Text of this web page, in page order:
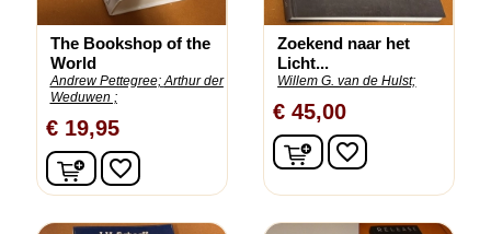
The Bookshop of the
World
Andrew Pettegree; Arthur der
Weduwen ;
€ 19,95
In winkelwagen
favorite_border
Zoekend naar het
Licht...
Willem G. van de Hulst;
€ 45,00
In winkelwagen
favorite_border